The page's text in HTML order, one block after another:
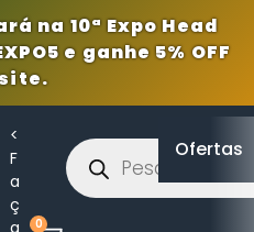
na 10ª Expo Head
e ganhe 5% OFF
<
F
a
ç
a
0
Ofertas